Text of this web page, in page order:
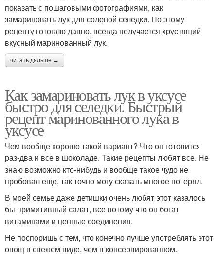
показать с пошаговыми фотографиями, как
замариновать лук для соленой селедки. По этому
рецепту готовлю давно, всегда получается хрустящий
вкусный маринованный лук.
читать дальше →
Как замариновать лук в уксусе
быстро для селедки. Быстрый
рецепт маринованного лука в
уксусе
Чем вообще хорошо такой вариант? Что он готовится
раз-два и все в шоколаде. Такие рецепты любят все. Не
знаю возможно кто-нибудь и вообще такое чудо не
пробовал еще, так точно могу сказать многое потерял.
В моей семье даже детишки очень любят этот казалось
бы примитивный салат, все потому что он богат
витаминами и ценные соединения.
Не поспоришь с тем, что конечно лучше употреблять этот
овощ в свежем виде, чем в консервированном.